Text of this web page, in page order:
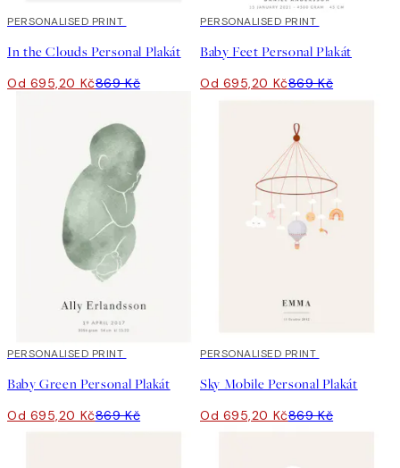
20%*
PERSONALISED PRINT
In the Clouds Personal Plakát
Od 695,20 Kč869 Kč
20%*
PERSONALISED PRINT
Baby Feet Personal Plakát
Od 695,20 Kč869 Kč
20%*
PERSONALISED PRINT
Baby Green Personal Plakát
Od 695,20 Kč869 Kč
20%*
PERSONALISED PRINT
Sky Mobile Personal Plakát
Od 695,20 Kč869 Kč